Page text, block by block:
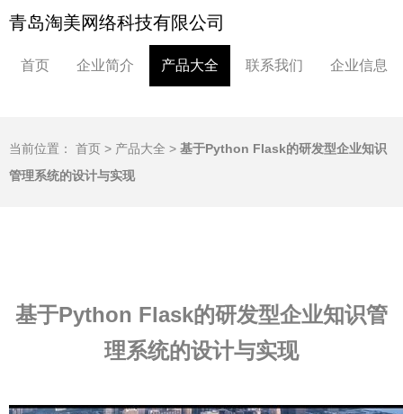
青岛淘美网络科技有限公司
首页 企业简介 产品大全 联系我们 企业信息
当前位置： 首页 > 产品大全 > 基于Python Flask的研发型企业知识
管理系统的设计与实现
基于Python Flask的研发型企业知识管
理系统的设计与实现